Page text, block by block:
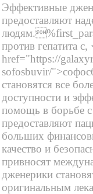
Эффективные
предоставляют
против гепатита с,
href="https://
sofosbuvir/
становятся все
доступности и
помощь в борьбе
предоставляют
больших
качество и
привносят
дженерики
оригинальным